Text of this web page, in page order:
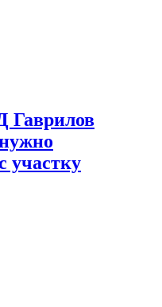
Гаврилов
участку